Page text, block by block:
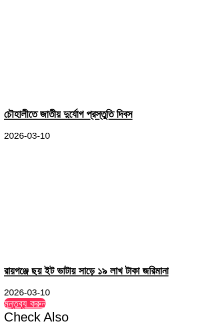
চৌহালীতে জাতীয় দুর্যোগ প্রস্তুতি দিবস
2026-03-10
রায়গঞ্জে ছয় ইট ভাটায় সাড়ে ১৯ লাখ টাকা জরিমানা
2026-03-10
মন্তব্য করুন
Check Also